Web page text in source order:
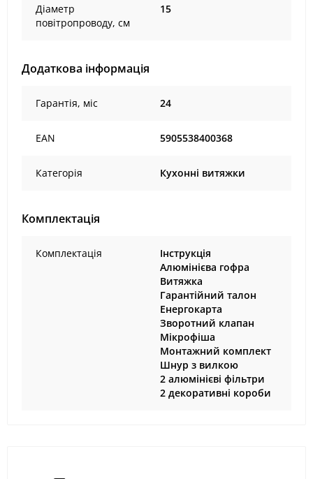
Діаметр
повітропроводу, см
15
Додаткова інформація
Гарантія, міс 24
EAN 5905538400368
Категорія Кухонні витяжки
Комплектація
Комплектація
Інструкція
Алюмінієва гофра
Витяжка
Гарантійний талон
Енергокарта
Зворотний клапан
Мікрофіша
Монтажний комплект
Шнур з вилкою
2 алюмінієві фільтри
2 декоративні короби